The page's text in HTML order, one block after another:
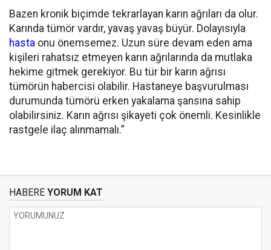
Bazen kronik biçimde tekrarlayan karın ağrıları da olur.
Karında tümör vardır, yavaş yavaş büyür. Dolayısıyla
hasta onu önemsemez. Uzun süre devam eden ama
kişileri rahatsız etmeyen karın ağrılarında da mutlaka
hekime gitmek gerekiyor. Bu tür bir karın ağrısı
tümörün habercisi olabilir. Hastaneye başvurulması
durumunda tümörü erken yakalama şansına sahip
olabilirsiniz. Karın ağrısı şikayeti çok önemli. Kesinlikle
rastgele ilaç alınmamalı.”
HABERE YORUM KAT